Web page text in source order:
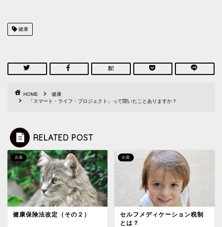
健康
HOME
健康
「スマート・ライフ・プロジェクト」って聞いたことありますか？
RELATED POST
お金
健康保険法改定（その２）
お金
セルフメディケーション税制
とは？